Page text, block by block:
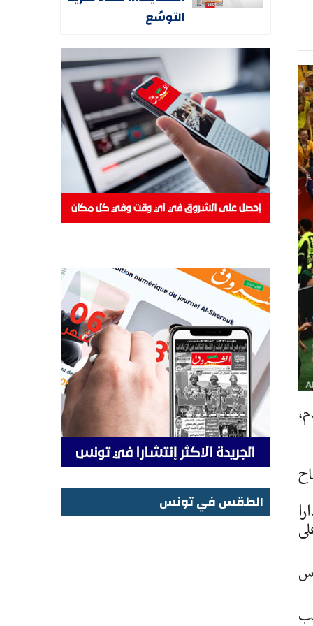
التوسّع
الطقس في تونس